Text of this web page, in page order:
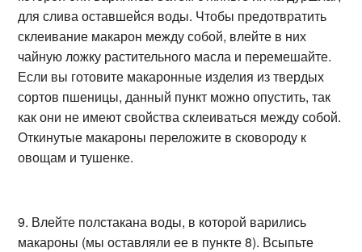
для слива оставшейся воды. Чтобы предотвратить
склеивание макарон между собой, влейте в них
чайную ложку растительного масла и перемешайте.
Если вы готовите макаронные изделия из твердых
сортов пшеницы, данный пункт можно опустить, так
как они не имеют свойства склеиваться между собой.
Откинутые макароны переложите в сковороду к
овощам и тушенке.
9. Влейте полстакана воды, в которой варились
макароны (мы оставляли ее в пункте 8). Всыпьте